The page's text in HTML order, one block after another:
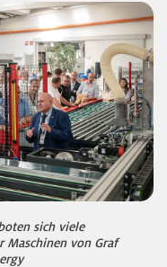
sich viele
Maschinen von Graf